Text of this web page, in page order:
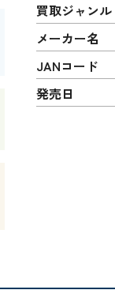
買取ジャンル
メーカー名
JANコード
発売日